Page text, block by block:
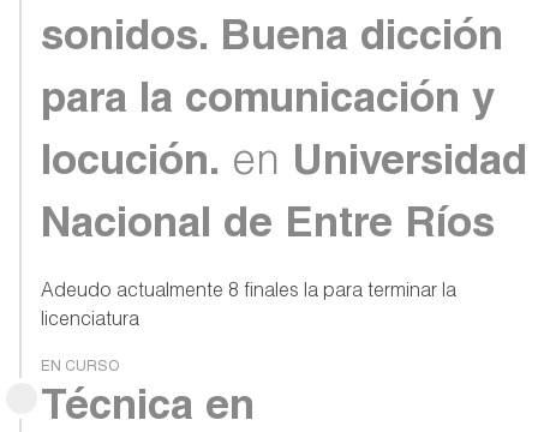
sonidos. Buena dicción
para la comunicación y
locución. en Universidad
Nacional de Entre Ríos
Adeudo actualmente 8 finales la para terminar la
licenciatura
EN CURSO
Técnica en